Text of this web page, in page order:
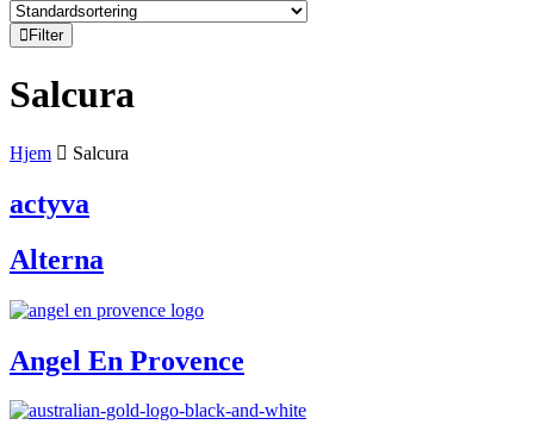
Filter
Salcura
Hjem Salcura
actyva
Alterna
Angel En Provence